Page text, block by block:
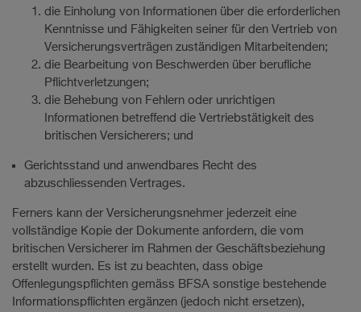
die Einholung von Informationen über die erforderlichen
Kenntnisse und Fähigkeiten seiner für den Vertrieb von
Versicherungsverträgen zuständigen Mitarbeitenden;
die Bearbeitung von Beschwerden über berufliche
Pflichtverletzungen;
die Behebung von Fehlern oder unrichtigen
Informationen betreffend die Vertriebstätigkeit des
britischen Versicherers; und
Gerichtsstand und anwendbares Recht des
abzuschliessenden Vertrages.
Ferners kann der Versicherungsnehmer jederzeit eine
vollständige Kopie der Dokumente anfordern, die vom
britischen Versicherer im Rahmen der Geschäftsbeziehung
erstellt wurden. Es ist zu beachten, dass obige
Offenlegungspflichten gemäss BFSA sonstige bestehende
Informationspflichten ergänzen (jedoch nicht ersetzen),